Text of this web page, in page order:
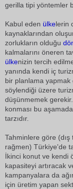
gerilla tipi yöntemler
Kabul eden ülkelerin
kaynaklarından
zorlukların olduğu
kalmalarını öneren
ülkenizin tercih
yanında kendi iç
bir planlama yapmak
söylendiği üzere
düşünmemek
konması bu
tarzıdır.
Tahminlere göre (dış
rağmen) Türkiye'de
İkinci konut ve kendi
kapasiteyi artıracak
kampanyalara da
için üretim yapan